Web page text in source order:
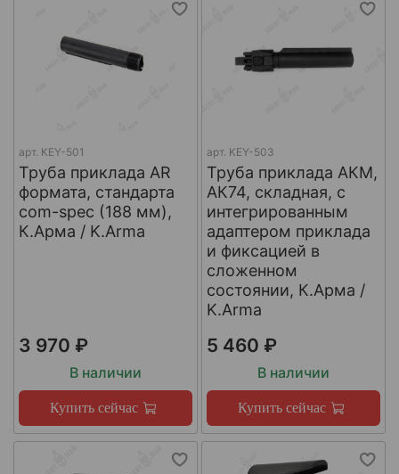
арт. KEY-501
Труба приклада AR
формата, стандарта
com-spec (188 мм),
К.Арма / K.Arma
3 970 ₽
В наличии
Купить сейчас
арт. KEY-503
Труба приклада АКМ,
АК74, складная, с
интегрированным
адаптером приклада
и фиксацией в
сложенном
состоянии, К.Арма /
K.Arma
5 460 ₽
В наличии
Купить сейчас